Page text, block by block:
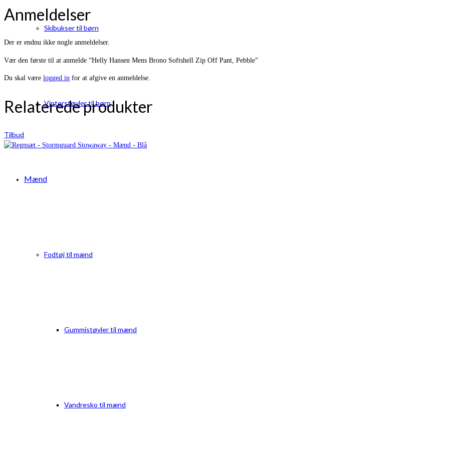
Skibukser til børn
Vinterstøvler til børn
Mænd
Fodtøj til mænd
Gummistøvler til mænd
Vandresko til mænd
Anmeldelser
Der er endnu ikke nogle anmeldelser.
Vær den første til at anmelde “Helly Hansen Mens Brono Softshell Zip Off Pant, Pebble”
Du skal være logged in for at afgive en anmeldelse.
Relaterede produkter
Tilbud